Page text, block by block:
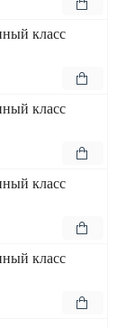
класс
класс
класс
класс